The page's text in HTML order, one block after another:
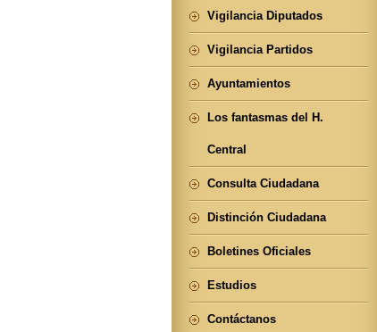
Vigilancia Diputados
Vigilancia Partidos
Ayuntamientos
Los fantasmas del H.
Central
Consulta Ciudadana
Distinción Ciudadana
Boletines Oficiales
Estudios
Contáctanos